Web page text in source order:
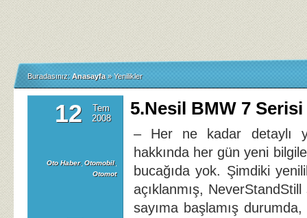
Buradasınız: Anasayfa » Yenilikler
12
Tem
2008
Oto Haber, Otomobil,
Otomot
5.Nesil BMW 7
– Her ne kadar detaylı
hakkında her gün yeni
bucağıda yok. Şimdiki
açıklanmış,
sayıma başlamış